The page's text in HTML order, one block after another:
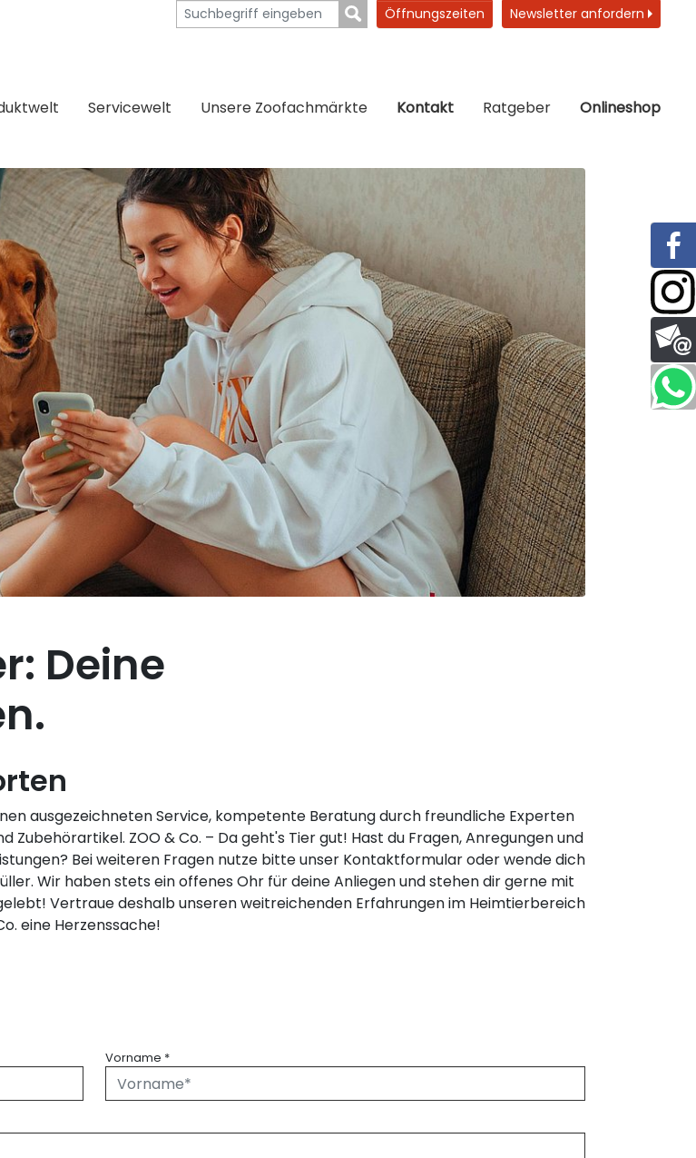
Öffnungszeiten Newsletter anfordern
Servicewelt Unsere Zoofachmärkte Kontakt Ratgeber Onlineshop
Deine
ausgezeichneten Service, kompetente Beratung durch freundliche Experten
ZOO & Co. – Da geht's Tier gut! Hast du Fragen, Anregungen und
Bei weiteren Fragen nutze bitte unser Kontaktformular oder wende dich
Wir haben stets ein offenes Ohr für deine Anliegen und stehen dir gerne mit
Vertraue deshalb unseren weitreichenden Erfahrungen im Heimtierbereich
eine Herzenssache!
Vorname *